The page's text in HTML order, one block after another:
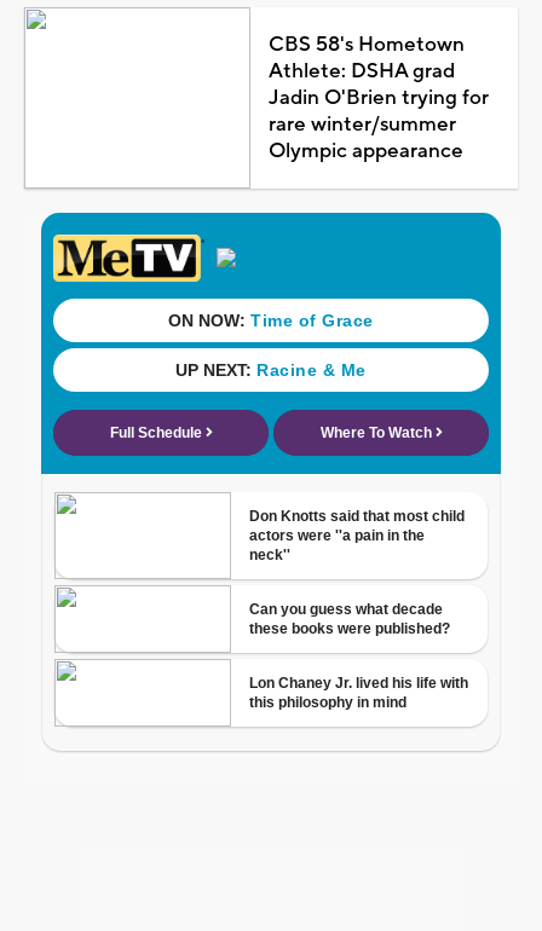
CBS 58's Hometown
Athlete: DSHA grad
Jadin O'Brien trying for
rare winter/summer
Olympic appearance